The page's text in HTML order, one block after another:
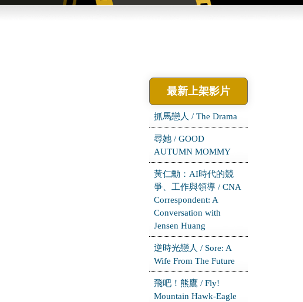
最新上架影片
抓馬戀人 / The Drama
尋她 / GOOD
AUTUMN MOMMY
黃仁勳：AI時代的競
爭、工作與領導 / CNA
Correspondent: A
Conversation with
Jensen Huang
逆時光戀人 / Sore: A
Wife From The Future
飛吧！熊鷹 / Fly!
Mountain Hawk-Eagle